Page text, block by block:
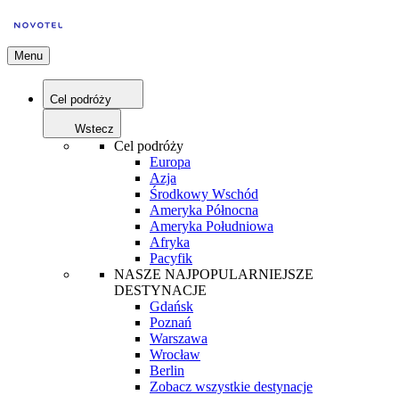
Menu
Cel podróży
Wstecz
Cel podróży
Europa
Azja
Środkowy Wschód
Ameryka Północna
Ameryka Południowa
Afryka
Pacyfik
NASZE NAJPOPULARNIEJSZE
DESTYNACJE
Gdańsk
Poznań
Warszawa
Wrocław
Berlin
Zobacz wszystkie destynacje